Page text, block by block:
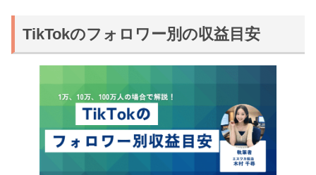
TikTokのフォロワー別の収益目安